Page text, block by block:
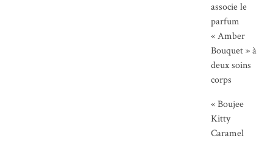
associe le
parfum
« Amber
Bouquet » à
deux soins
corps
« Boujee
Kitty
Caramel